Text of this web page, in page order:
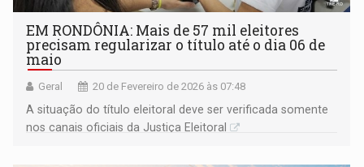
EM RONDÔNIA: Mais de 57 mil eleitores
precisam regularizar o título até o dia 06 de
maio
Geral 20 de Fevereiro de 2026 às 07:48
A situação do título eleitoral deve ser verificada somente
nos canais oficiais da Justiça Eleitoral